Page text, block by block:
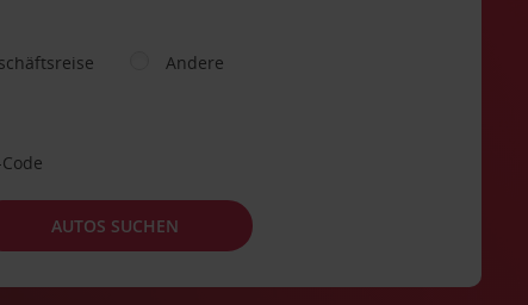
Andere
AUTOS SUCHEN